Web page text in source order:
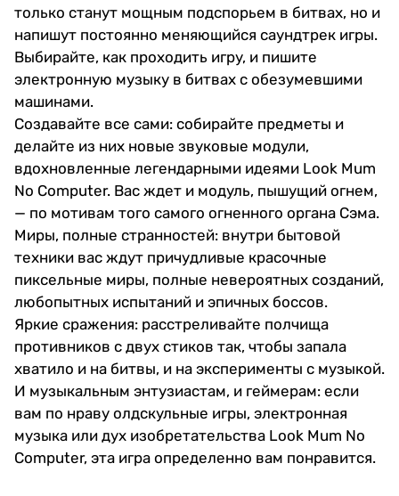
только станут мощным подспорьем в битвах, но и
напишут постоянно меняющийся саундтрек игры.
Выбирайте, как проходить игру, и пишите
электронную музыку в битвах с обезумевшими
машинами.
Создавайте все сами: собирайте предметы и
делайте из них новые звуковые модули,
вдохновленные легендарными идеями Look Mum
No Computer. Вас ждет и модуль, пышущий огнем,
— по мотивам того самого огненного органа Сэма.
Миры, полные странностей: внутри бытовой
техники вас ждут причудливые красочные
пиксельные миры, полные невероятных созданий,
любопытных испытаний и эпичных боссов.
Яркие сражения: расстреливайте полчища
противников с двух стиков так, чтобы запала
хватило и на битвы, и на эксперименты с музыкой.
И музыкальным энтузиастам, и геймерам: если
вам по нраву олдскульные игры, электронная
музыка или дух изобретательства Look Mum No
Computer, эта игра определенно вам понравится.